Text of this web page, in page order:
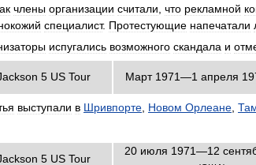
члены организации считали что рекламной
специалист. Протестующие напечатали
испугались возможного скандала и
5 US Tour Март 1971—1 апреля
выступали в Шривпорте Новом Орлеане
5 US Tour
20 июля 1971—12